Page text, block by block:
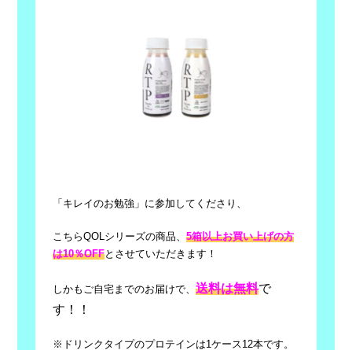
「キレイのお勉強」に参加してくださり、
こちらQOLシリーズの商品、5箱以上お買い上げの方
は10％OFFとさせていただきます！
しかもご自宅までのお届けで、送料は無料で
す！！
※ドリンクタイプのプロテインは1ケース12本です。